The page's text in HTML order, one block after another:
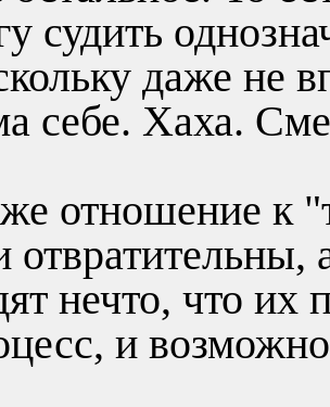
судить
даже не
себе. Хаха.
отношение к
отвратительны,
нечто, что их
и